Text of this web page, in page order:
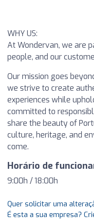
WHY US:
At Wondervan, we are
people, and our
Our mission goes
we strive to create
experiences while
committed to
share the beauty of
culture, heritage, and
come.
Horário de
9:00h / 18:00h
Quer solicitar uma
É esta a sua empresa?